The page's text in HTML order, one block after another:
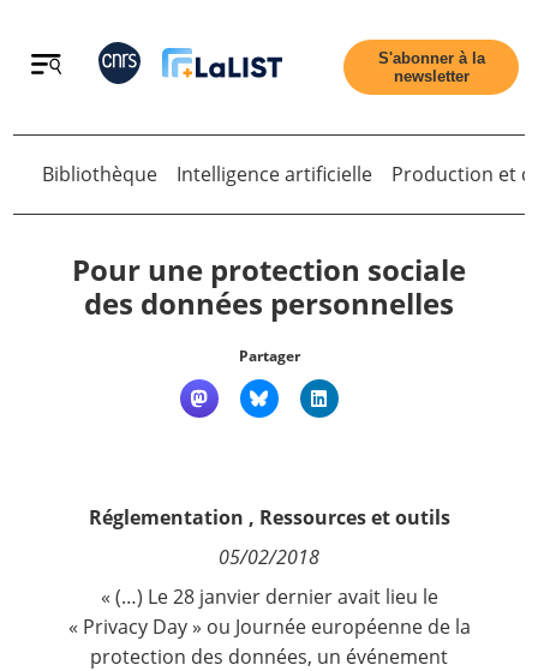
Retour
Nous suivre
S'abonner à la
newsletter
Retour
Bibliothèque Intelligence artificielle Production et
Pour une protection sociale
des données personnelles
Partager
Réglementation , Ressources et outils
05/02/2018
« (…) Le 28 janvier dernier avait lieu le
« Privacy Day » ou Journée européenne de la
protection des données, un événement